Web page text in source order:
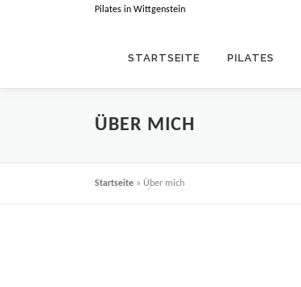
Pilates in Wittgenstein
STARTSEITE PILATES
ÜBER MICH
Startseite » Über mich